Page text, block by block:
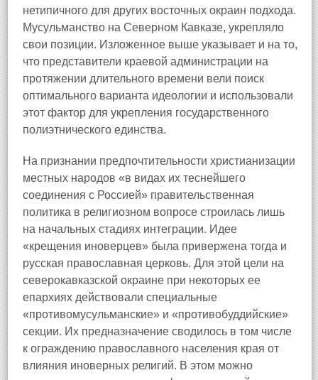
нетипичного для других восточных окраин подхода.
Мусульманство на Северном Кавказе, укрепляло
свои позиции. Изложенное выше указывает и на то,
что представители краевой администрации на
протяжении длительного времени вели поиск
оптимального варианта идеологии и использовали
этот фактор для укрепления государственного
полиэтнического единства.
На признании предпочтительности христианизации
местных народов «в видах их теснейшего
соединения с Россией» правительственная
политика в религиозном вопросе строилась лишь
на начальных стадиях интеграции. Идее
«крещения иноверцев» была привержена тогда и
русская православная церковь. Для этой цели на
северокавказской окраине при некоторых ее
епархиях действовали специальные
«противомусульманские» и «противобуддийские»
секции. Их предназначение сводилось в том числе
к ограждению православного населения края от
влияния иноверных религий. В этом можно